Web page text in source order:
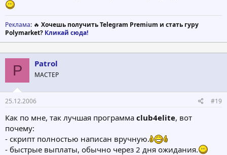
Реклама: 🔥 Хочешь получить Telegram Premium и стать гуру
Polymarket? Кликай сюда!
P Patrol
МАСТЕР
25.12.2006 #19
Как по мне, так лучшая программа club4elite, вот
почему:
- скрипт полностью написан вручную.
- быстрые выплаты, обычно через 2 дня ожидания.